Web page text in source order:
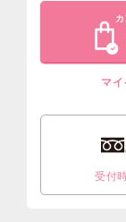
マ
受付